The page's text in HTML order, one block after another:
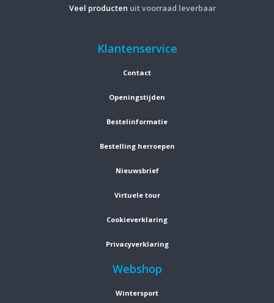
Veel producten uit voorraad leverbaar
Klantenservice
Contact
Openingstijden
Bestelinformatie
Bestelling herroepen
Nieuwsbrief
Virtuele tour
Cookieverklaring
Privacyverklaring
Webshop
Wintersport